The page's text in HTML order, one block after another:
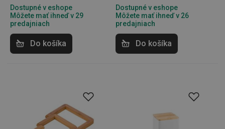
Dostupné v eshope
Môžete mať ihneď v 29
predajniach
Do košíka
Dostupné v eshope
Môžete mať ihneď v 26
predajniach
Do košíka